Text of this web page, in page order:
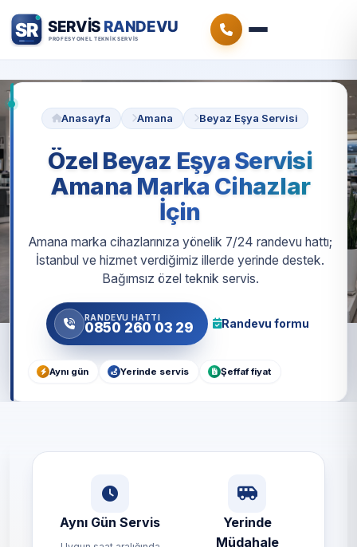
Anasayfa Amana Beyaz Eşya Servisi
Özel Beyaz Eşya Servisi
Amana Marka Cihazlar
İçin
Amana marka cihazlarınıza yönelik 7/24 randevu hattı;
İstanbul ve hizmet verdiğimiz illerde yerinde destek.
Bağımsız özel teknik servis.
RANDEVU HATTI
0850 260 03 29 Randevu formu
Aynı gün Yerinde servis Şeffaf fiyat
Aynı Gün Servis
Yerinde
Müdahale